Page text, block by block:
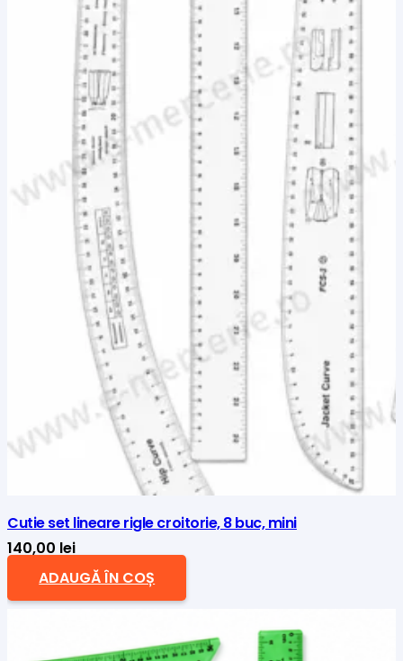
Cutie set lineare rigle croitorie, 8 buc, mini
140,00 lei
ADAUGĂ ÎN COȘ